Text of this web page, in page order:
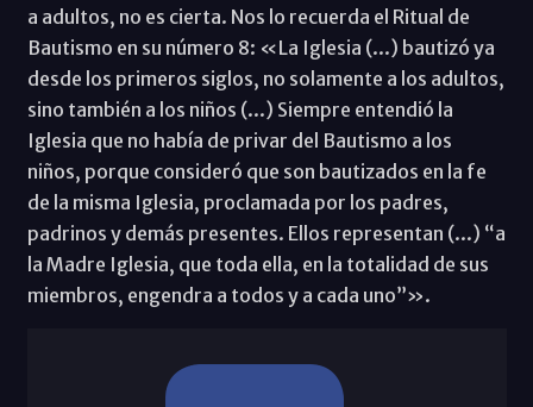
a adultos, no es cierta. Nos lo recuerda el Ritual de
Bautismo en su número 8: «La Iglesia (...) bautizó ya
desde los primeros siglos, no solamente a los adultos,
sino también a los niños (...) Siempre entendió la
Iglesia que no había de privar del Bautismo a los
niños, porque consideró que son bautizados en la fe
de la misma Iglesia, proclamada por los padres,
padrinos y demás presentes. Ellos representan (...) “a
la Madre Iglesia, que toda ella, en la totalidad de sus
miembros, engendra a todos y a cada uno”».